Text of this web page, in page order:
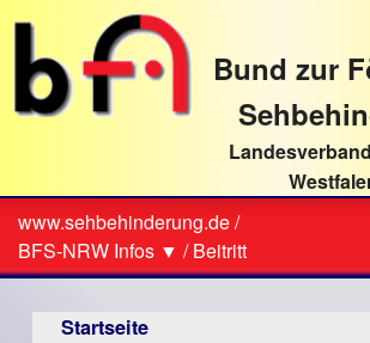
direkt
Textinhalt
Bund zur
Sie
sind
hier
www.sehbehinderung.de/
BFS-NRW Infos ▼ /Beitritt
Startseite